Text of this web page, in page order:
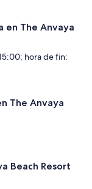
en The Anvaya
hora de fin:
The Anvaya
Beach Resort